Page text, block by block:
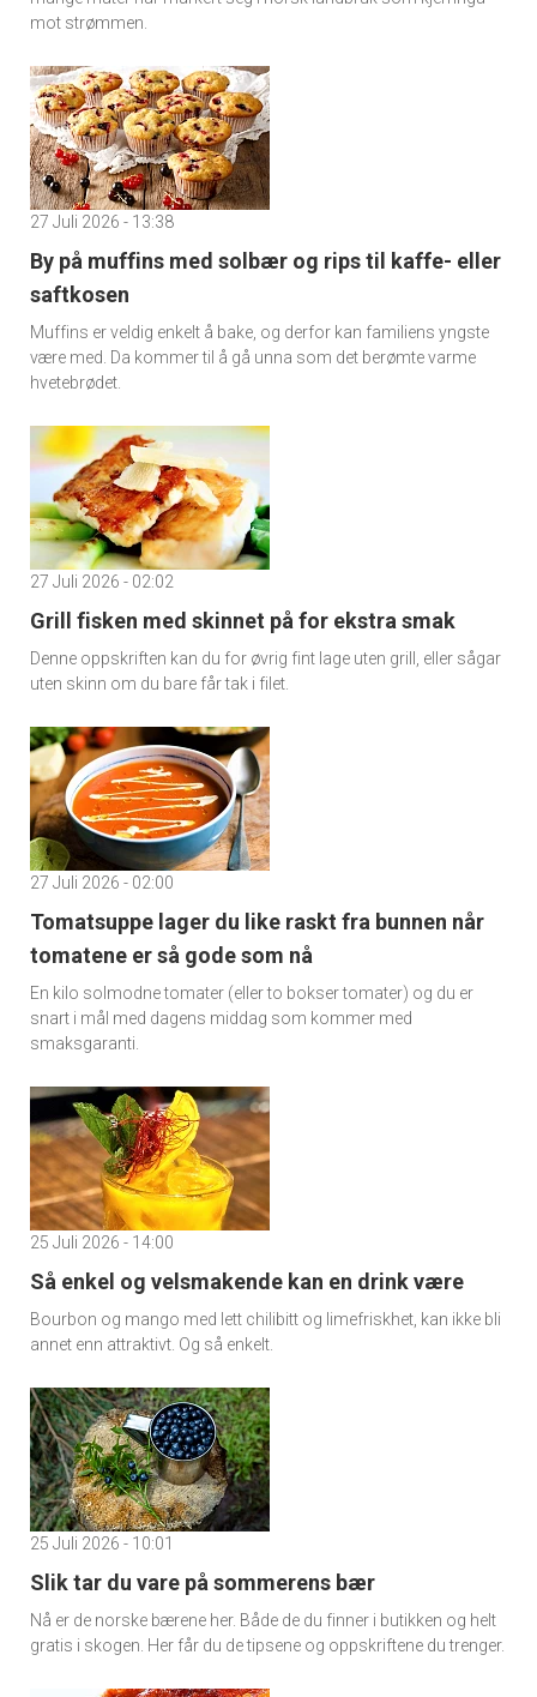
mot strømmen.
27 Juli 2026 - 13:38
By på muffins med solbær og rips til kaffe- eller
saftkosen
Muffins er veldig enkelt å bake, og derfor kan familiens yngste
være med. Da kommer til å gå unna som det berømte varme
hvetebrødet.
27 Juli 2026 - 02:02
Grill fisken med skinnet på for ekstra smak
Denne oppskriften kan du for øvrig fint lage uten grill, eller sågar
uten skinn om du bare får tak i filet.
27 Juli 2026 - 02:00
Tomatsuppe lager du like raskt fra bunnen når
tomatene er så gode som nå
En kilo solmodne tomater (eller to bokser tomater) og du er
snart i mål med dagens middag som kommer med
smaksgaranti.
25 Juli 2026 - 14:00
Så enkel og velsmakende kan en drink være
Bourbon og mango med lett chilibitt og limefriskhet, kan ikke bli
annet enn attraktivt. Og så enkelt.
25 Juli 2026 - 10:01
Slik tar du vare på sommerens bær
Nå er de norske bærene her. Både de du finner i butikken og helt
gratis i skogen. Her får du de tipsene og oppskriftene du trenger.